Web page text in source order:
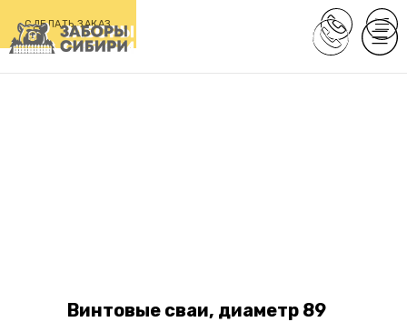
СДЕЛАТЬ ЗАКАЗ
Винтовые сваи, диаметр 89